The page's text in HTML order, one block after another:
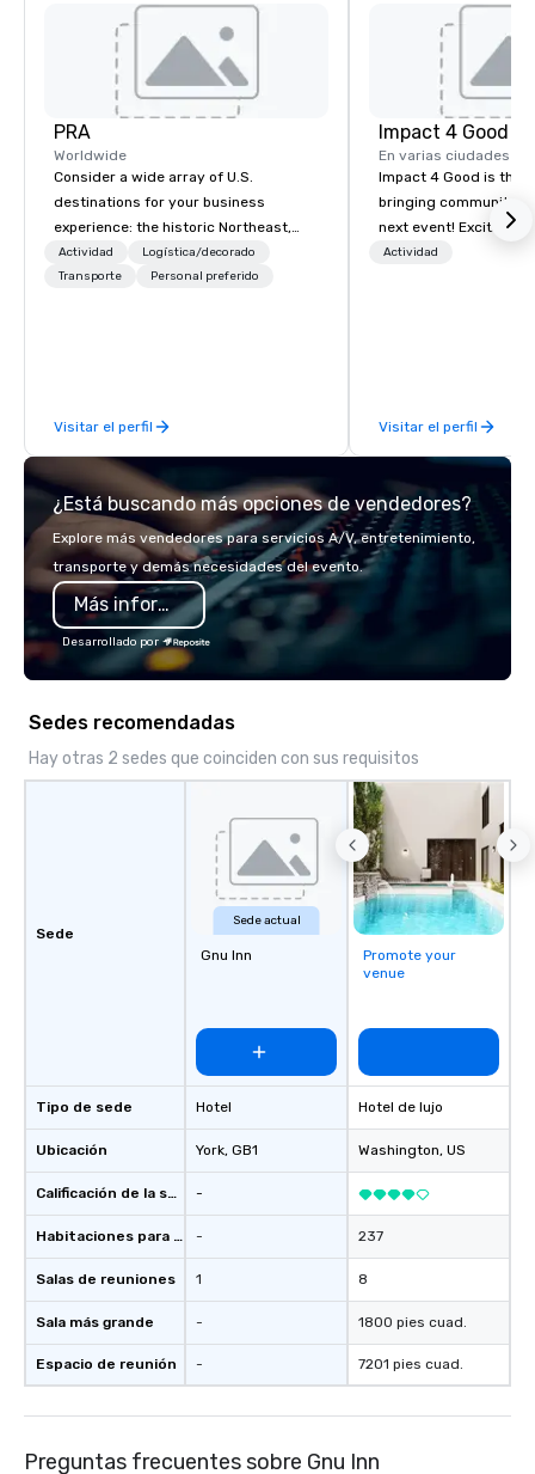
PRA
Worldwide
Consider a wide array of U.S.
destinations for your business
experience: the historic Northeast,
charming South, all-American
Midwest, or picturesque West. In PRA,
Actividad
Logística/decorado
Transporte
Personal preferido
Visitar el perfil
Impact 4 Good
En varias ciudades
Impact 4 Good is the
bringing community
next event! Exciting
team building
event, Impact 4 Good
details. Where are we? Nationwide
covered. Got a cause
events put your
into action. Short on
We customize events
Actividad
Visitar el perfil
¿Está buscando más opciones de vendedores?
Explore más vendedores para servicios A/V, entretenimiento,
transporte y demás necesidades del evento.
Más información
Desarrollado por
Sedes recomendadas
Hay otras 2 sedes que coinciden con sus requisitos
Sede
Tipo de sede
Ubicación
Calificación de la sede
Habitaciones para huéspedes
Salas de reuniones
Sala más grande
Espacio de reunión
Sede actual
Gnu Inn
Hotel
York, GB1
-
-
1
-
-
Promote your
venue
Hotel de lujo
Washington, US
237
8
1800 pies cuad.
7201 pies cuad.
Preguntas frecuentes sobre Gnu Inn